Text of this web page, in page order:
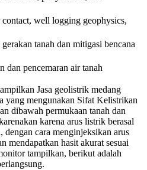
well logging geophysics,
tanah dan mitigasi bencana
pencemaran air tanah
Jasa geolistrik medang
yang mengunakan Sifat Kelistrikan
dibawah permukaan tanah dan
karena arus listrik berasal
cara menginjeksikan arus
mendapatkan hasit akurat sesuai
tampilkan, berikut adalah